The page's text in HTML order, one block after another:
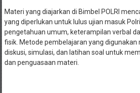
Materi yang diajarkan di Bimbel POLRI
yang diperlukan untuk lulus ujian masuk
pengetahuan umum, keterampilan verbal
fisik. Metode pembelajaran yang digunakan
diskusi, simulasi, dan latihan soal untuk
dan penguasaan materi.